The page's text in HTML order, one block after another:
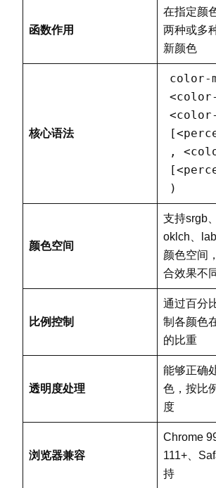
<body
class="
动态主题示例
此组件的颜
class
</
cursor:
font-
color:
.interactive-
/* 悬停时
.interactive-
/* 点击时
/* 禁用状
cursor:
class "
class
函数作用
在指定颜
两种或多
新颜色
核心语法
color-
,
)
颜色空间
支持srgb
oklch、
颜色空间
合效果不
比例控制
通过百分
制各颜色
的比重
透明度处理
能够正确
色，按比
度
浏览器兼容
Chrome
111+、
持